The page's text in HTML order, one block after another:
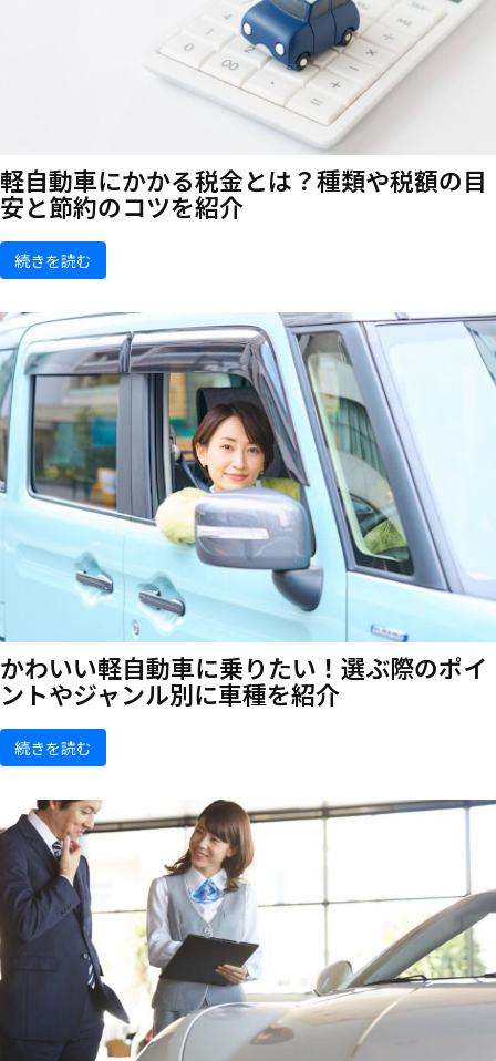
軽自動車にかかる税金とは？種類や税額の目
安と節約のコツを紹介
続きを読む
かわいい軽自動車に乗りたい！選ぶ際のポイ
ントやジャンル別に車種を紹介
続きを読む